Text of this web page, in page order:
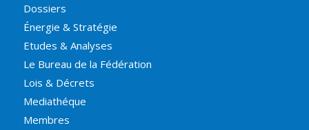
Dossiers
Énergie & Stratégie
Etudes & Analyses
Le Bureau de la Fédération
Lois & Décrets
Mediathéque
Membres